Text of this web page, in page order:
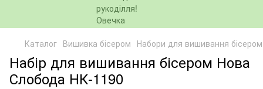
Каталог Вишивка бісером Набори для вишивання бісером
Набір для вишивання бісером Нова
Слобода НК-1190